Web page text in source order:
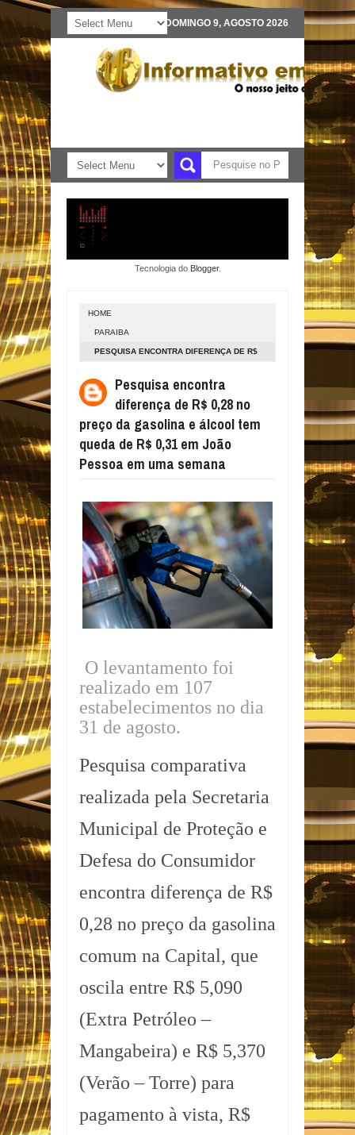
DOMINGO 9, AGOSTO 2026
Tecnologia do Blogger.
HOME
PARAIBA
PESQUISA ENCONTRA DIFERENÇA DE R$
TEM QUEDA DE R$ 0,31 EM JOÃO PESSOA
EM UMA SEMANA
Pesquisa encontra
diferença de R$ 0,28 no
preço da gasolina e álcool tem
queda de R$ 0,31 em João
Pessoa em uma semana
O levantamento foi
realizado em 107
estabelecimentos no dia
31 de agosto.
Pesquisa comparativa
realizada pela Secretaria
Municipal de Proteção e
Defesa do Consumidor
encontra diferença de R$
0,28 no preço da gasolina
comum na Capital, que
oscila entre R$ 5,090
(Extra Petróleo –
Mangabeira) e R$ 5,370
(Verão – Torre) para
pagamento à vista, R$